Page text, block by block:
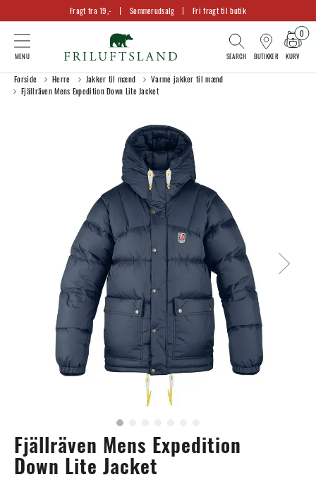
Fragt fra 19,- Sommerudsalg Fri fragt til butik
BUTIKKER KURV
0
Forside Herre Jakker til mænd
Varme jakker til mænd
Fjällräven Mens Expedition Down Lite Jacket
Fjällräven Mens Expedition
Down Lite Jacket